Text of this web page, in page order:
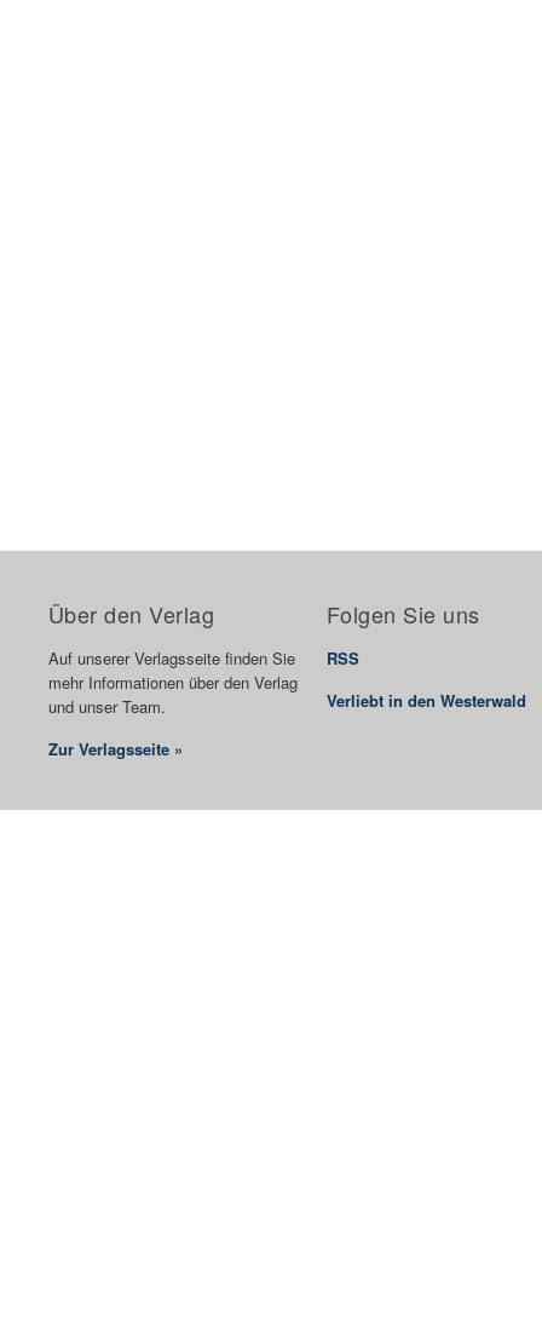
Über den Verlag
Auf unserer Verlagsseite finden Sie
mehr Informationen über den Verlag
und unser Team.
Zur Verlagsseite »
Folgen Sie uns
RSS
Verliebt in den Westerwald